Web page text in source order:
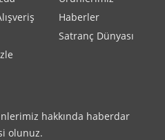
Haberler
Satranç Dünyası
hakkında haberdar
olunuz.